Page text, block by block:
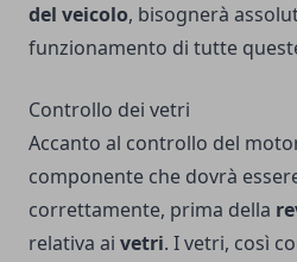
del veicolo, bisognerà
funzionamento di tutte
Controllo dei vetri
Accanto al controllo del
componente che dovrà
correttamente, prima della
relativa ai vetri. I vetri, così